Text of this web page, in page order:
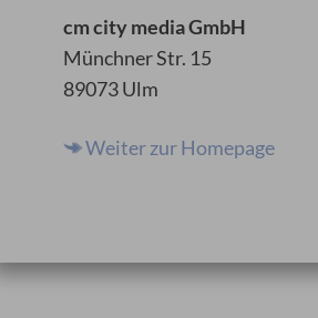
cm city media GmbH
Münchner Str. 15
89073 Ulm
Weiter zur Homepage